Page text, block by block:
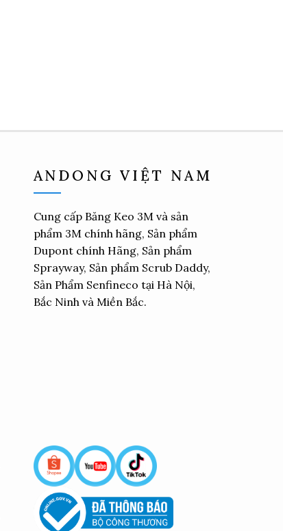
ANDONG VIỆT NAM
Cung cấp Băng Keo 3M và sản
phẩm 3M chính hãng, Sản phẩm
Dupont chính Hãng, Sản phẩm
Sprayway, Sản phẩm Scrub Daddy,
Sản Phẩm Senfineco tại Hà Nội,
Bắc Ninh và Miền Bắc.